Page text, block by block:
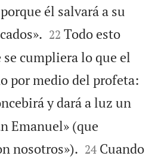
porque él salvará a su


22 Todo esto
se cumpliera lo que el
por medio del profeta:
y dará a luz un
Emanuel» (que
nosotros»). 

24 Cuando